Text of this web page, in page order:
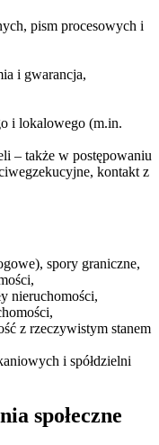
pism procesowych i
i gwarancja,
i lokalowego (m.in.
– także w postępowaniu
kontakt z
spory graniczne,
nieruchomości,
z rzeczywistym stanem
i spółdzielni
społeczne